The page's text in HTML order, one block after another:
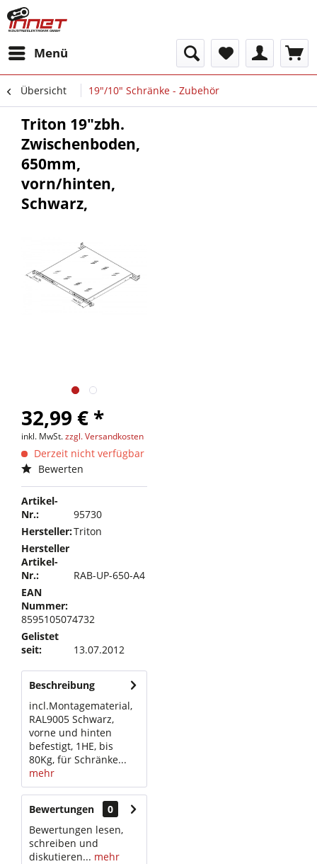
Menü
Übersicht 19"/10" Schränke - Zubehör
Triton 19"zbh.
Zwischenboden,
650mm,
vorn/hinten,
Schwarz,
32,99 € *
inkl. MwSt.zzgl. Versandkosten
Derzeit nicht verfügbar
Bewerten
Artikel-
Nr.:
95730
Hersteller:Triton
Hersteller
Artikel-
Nr.:
RAB-UP-650-A4
EAN
Nummer:
8595105074732
Gelistet
seit:
13.07.2012
Beschreibung
incl.Montagematerial,
RAL9005 Schwarz,
vorne und hinten
befestigt, 1HE, bis
80Kg, für Schränke...
mehr
Bewertungen
0
Bewertungen lesen,
schreiben und
diskutieren... mehr